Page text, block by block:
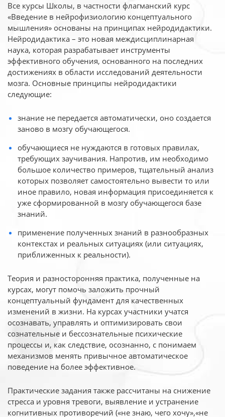
Все курсы Школы, в частности флагманский курс
«Введение в нейрофизиологию концептуального
мышления» основаны на принципах нейродидактики.
Нейродидактика – это новая междисциплинарная
наука, которая разрабатывает инструменты
эффективного обучения, основанного на последних
достижениях в области исследований деятельности
мозга. Основные принципы нейродидактики
следующие:
знание не передается автоматически, оно создается
заново в мозгу обучающегося.
обучающиеся не нуждаются в готовых правилах,
требующих заучивания. Напротив, им необходимо
большое количество примеров, тщательный анализ
которых позволяет самостоятельно вывести то или
иное правило, новая информация присоединяется к
уже сформированной в мозгу обучающегося базе
знаний.
применение полученных знаний в разнообразных
контекстах и реальных ситуациях (или ситуациях,
приближенных к реальности).
Теория и разносторонняя практика, полученные на
курсах, могут помочь заложить прочный
концептуальный фундамент для качественных
изменений в жизни. На курсах участники учатся
осознавать, управлять и оптимизировать свои
сознательные и бессознательные психические
процессы и, как следствие, осознанно, с понимаем
механизмов менять привычное автоматическое
поведение на более эффективное.
Практические задания также рассчитаны на снижение
стресса и уровня тревоги, выявление и устранение
когнитивных противоречий («не знаю, чего хочу»,«не